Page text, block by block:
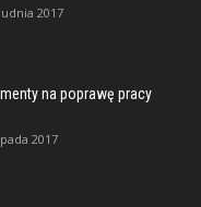
2017
na poprawę pracy
2017